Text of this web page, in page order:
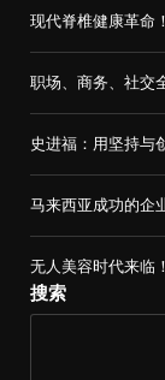
现代脊椎健康革命
职场、商务、社交
史进福：用坚持与
马来西亚成功的企
无人美容时代来临
搜索